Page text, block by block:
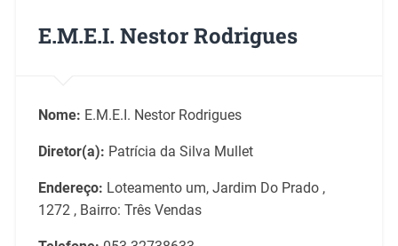
E.M.E.I. Nestor Rodrigues
Nome: E.M.E.I. Nestor Rodrigues
Diretor(a): Patrícia da Silva Mullet
Endereço: Loteamento um, Jardim Do Prado ,
1272 , Bairro: Três Vendas